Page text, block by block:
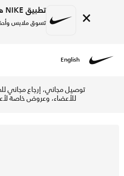
× تطبيق NIKE هنا!
تسوق ملابس
English
توصيل مجاني، إرجاع مجاني
للأعضاء، وعروض خاصة